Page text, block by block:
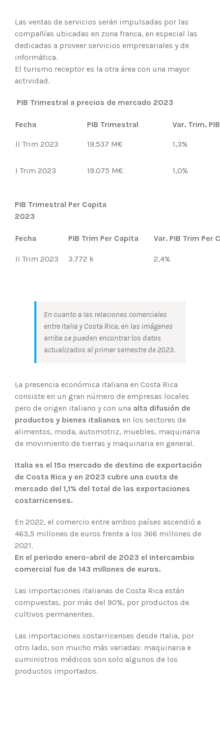
Las ventas de servicios serán impulsadas por las
compañías ubicadas en zona franca, en especial las
dedicadas a proveer servicios empresariales y de
informática.
El turismo receptor es la otra área con una mayor
actividad.
PIB Trimestral a precios de mercado 2023
Fecha PIB Trimestral Var. Trim.
II Trim 2023 19.537 M€ 1,3%
I Trim 2023 19.075 M€ 1,0%
PIB Trimestral Per Capita
2023
Fecha PIB Trim Per Capita Var. PIB Trim Per
II Trim 2023 3.772 k 2,4%
En cuanto a las relaciones comerciales
entre Italia y Costa Rica, en las imágenes
arriba se pueden encontrar los datos
actualizados al primer semestre de 2023.
La presencia económica italiana en Costa Rica
consiste en un gran número de empresas locales
pero de origen italiano y con una alta difusión de
productos y bienes italianos en los sectores de
alimentos, moda, automotriz, muebles, maquinaria
de movimiento de tierras y maquinaria en general.
Italia es el 15º mercado de destino de exportación
de Costa Rica y en 2023 cubre una cuota de
mercado del 1,1% del total de las exportaciones
costarricenses.
En 2022, el comercio entre ambos países ascendió a
463,5 millones de euros frente a los 366 millones de
2021.
En el periodo enero-abril de 2023 el intercambio
comercial fue de 143 millones de euros.
Las importaciones italianas de Costa Rica están
compuestas, por más del 90%, por productos de
cultivos permanentes.
Las importaciones costarricenses desde Italia, por
otro lado, son mucho más variadas: maquinaria e
suministros médicos son solo algunos de los
productos importados.